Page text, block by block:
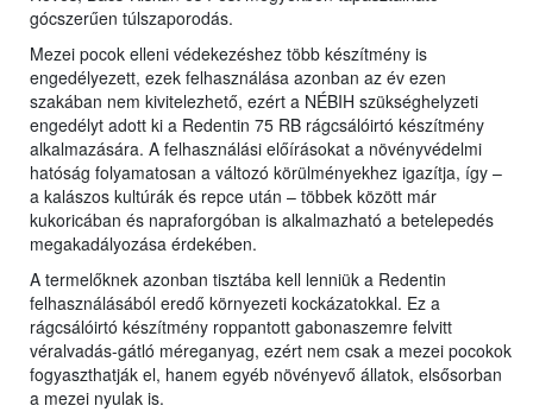
gócszerűen túlszaporodás.
Mezei pocok elleni védekezéshez több készítmény is
engedélyezett, ezek felhasználása azonban az év ezen
szakában nem kivitelezhető, ezért a NÉBIH szükséghelyzeti
engedélyt adott ki a Redentin 75 RB rágcsálóirtó készítmény
alkalmazására. A felhasználási előírásokat a növényvédelmi
hatóság folyamatosan a változó körülményekhez igazítja, így –
a kalászos kultúrák és repce után – többek között már
kukoricában és napraforgóban is alkalmazható a betelepedés
megakadályozása érdekében.
A termelőknek azonban tisztába kell lenniük a Redentin
felhasználásából eredő környezeti kockázatokkal. Ez a
rágcsálóirtó készítmény roppantott gabonaszemre felvitt
véralvadás-gátló méreganyag, ezért nem csak a mezei pocokok
fogyaszthatják el, hanem egyéb növényevő állatok, elsősorban
a mezei nyulak is.